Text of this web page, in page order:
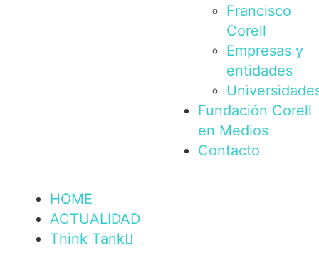
Francisco
Corell
Empresas y
entidades
Fundación Corell
en Medios
Contacto
HOME
ACTUALIDAD
Think Tank